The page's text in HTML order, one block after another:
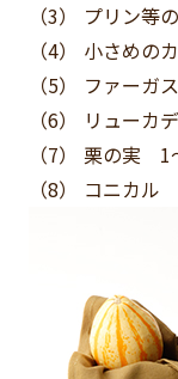
（3） プリン
（4） 小さめ
（5） ファー
（6） リュー
（7） 栗の実 1
（8） コニカ